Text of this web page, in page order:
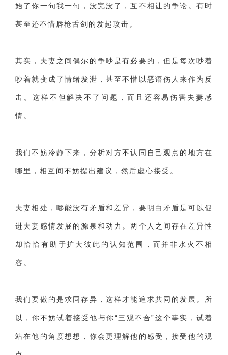
始了你一句我一句，没完没了，互不相让的争论。有时
甚至还不惜唇枪舌剑的发起攻击。
其实，夫妻之间偶尔的争吵是有必要的，但是每次吵着
吵着就变成了情绪发泄，甚至不惜以恶语伤人来作为反
击。这样不但解决不了问题，而且还容易伤害夫妻感
情。
我们不妨冷静下来，分析对方不认同自己观点的地方在
哪里，相互间不妨提出建议，然后虚心接受。
夫妻相处，哪能没有矛盾和差异，要明白矛盾是可以促
进夫妻感情发展的源泉和动力。两个人之间存在差异性
却恰恰有助于扩大彼此的认知范围，而并非水火不相
容。
我们要做的是求同存异，这样才能追求共同的发展。所
以，你不妨试着接受他与你“三观不合”这个事实，试着
站在他的角度想想，你会更理解他的感受，接受他的观